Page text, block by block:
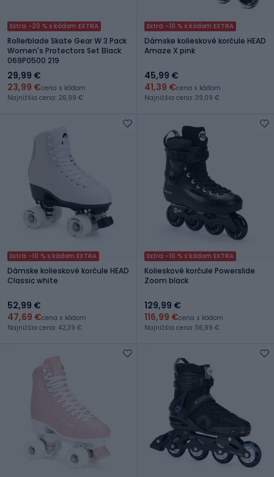
Extra -20 % s kódom EXTRA
Rollerblade Skate Gear W 3 Pack
Women's Protectors Set Black
069P0500 219
29,99 €
23,99 €cena s kódom
Najnižšia cena: 26,99 €
Extra -10 % s kódom EXTRA
Dámske kolieskové korčule HEAD
Amaze X pink
45,99 €
41,39 €cena s kódom
Najnižšia cena: 39,09 €
Extra -10 % s kódom EXTRA
Dámske kolieskové korčule HEAD
Classic white
52,99 €
47,69 €cena s kódom
Najnižšia cena: 42,39 €
Extra -10 % s kódom EXTRA
Kolieskové korčule Powerslide
Zoom black
129,99 €
116,99 €cena s kódom
Najnižšia cena: 116,99 €